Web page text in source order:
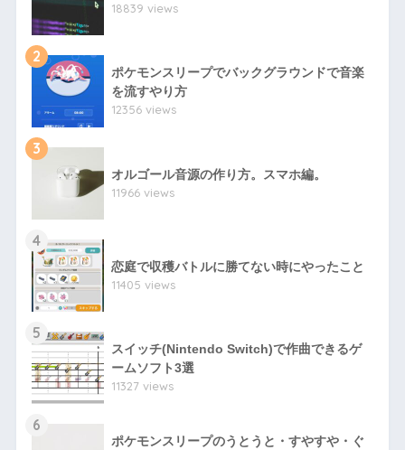
18839 views
2
ポケモンスリープでバックグラウンドで音楽
を流すやり方
12356 views
3
オルゴール音源の作り方。スマホ編。
11966 views
4
恋庭で収穫バトルに勝てない時にやったこと
11405 views
5
スイッチ(Nintendo Switch)で作曲できるゲ
ームソフト3選
11327 views
6
ポケモンスリープのうとうと・すやすや・ぐ